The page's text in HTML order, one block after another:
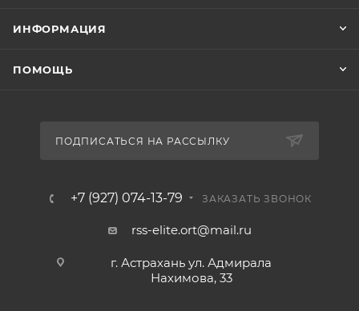
ИНФОРМАЦИЯ
ПОМОЩЬ
ПОДПИСАТЬСЯ НА РАССЫЛКУ
+7 (927) 074-13-79 ЗАКАЗАТЬ ЗВОНОК
rss-elite.ort@mail.ru
г. Астрахань ул. Адмирала
Нахимова, 33